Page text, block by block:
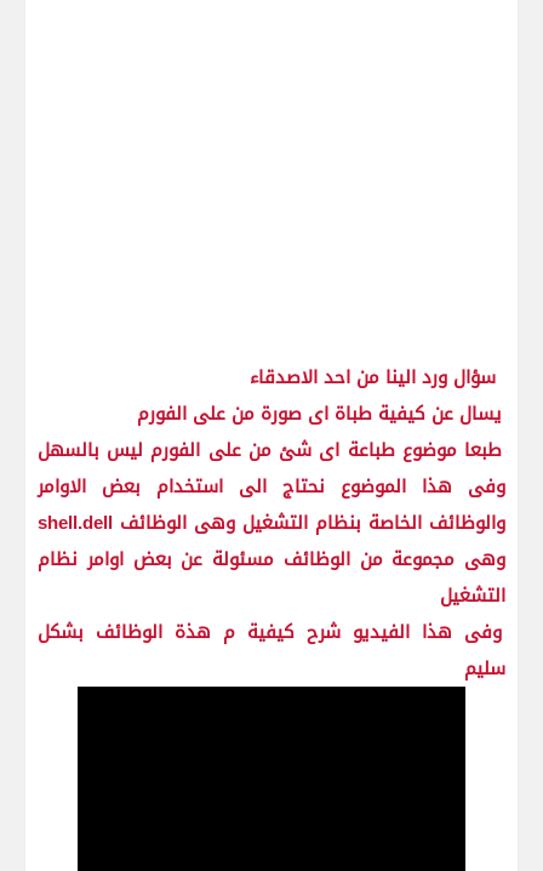
سؤال ورد الينا من احد الاصدقاء
يسال عن كيفية طباة اى صورة من على الفورم
طبعا موضوع طباعة اى شئ من على الفورم ليس بالسهل
وفى هذا الموضوع نحتاج الى استخدام بعض الاوامر
والوظائف الخاصة بنظام التشغيل وهى الوظائف shell.dell
وهى مجموعة من الوظائف مسئولة عن بعض اوامر نظام
التشغيل
وفى هذا الفيديو شرح كيفية م هذة الوظائف بشكل
سليم